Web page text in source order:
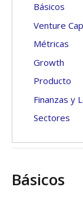
Básicos
Venture
Métricas
Growth
Producto
Finanzas y
Sectores
Básicos